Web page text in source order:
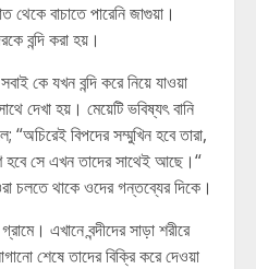
বাচাতে পারেনি জাগুয়া।
বন্দি করা হয়।
কে যখন বন্দি করে নিয়ে যাওয়া
দেখা হয়। মেয়েটি ভবিষ্যৎ বানি
বিপদের সম্মুখিন হবে তারা,
হবে সে এখন তাদের সাথেই আছে।“
চলতে থাকে ওদের গন্তব্যের দিকে।
এখানে বন্দীদের সাড়া শরীরে
শেষে তাদের বিক্রি করে দেওয়া